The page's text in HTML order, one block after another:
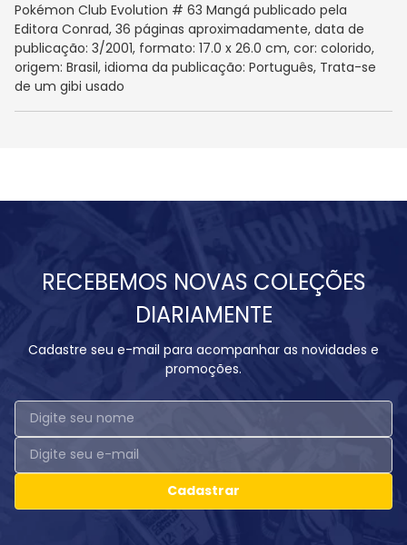
Pokémon Club Evolution # 63 Mangá publicado pela
Editora Conrad, 36 páginas aproximadamente, data de
publicação: 3/2001, formato: 17.0 x 26.0 cm, cor: colorido,
origem: Brasil, idioma da publicação: Português, Trata-se
de um gibi usado
RECEBEMOS NOVAS COLEÇÕES
DIARIAMENTE
Cadastre seu e-mail para acompanhar as novidades e
promoções.
Cadastrar